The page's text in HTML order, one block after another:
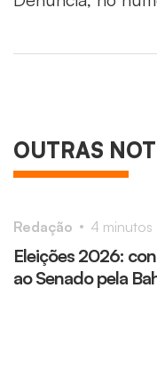
OUTRAS
Eleições 2026:
ao Senado pela
Redação 4 minutos